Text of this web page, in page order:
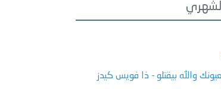
والله بيقتلو - ذا فويس كيدز